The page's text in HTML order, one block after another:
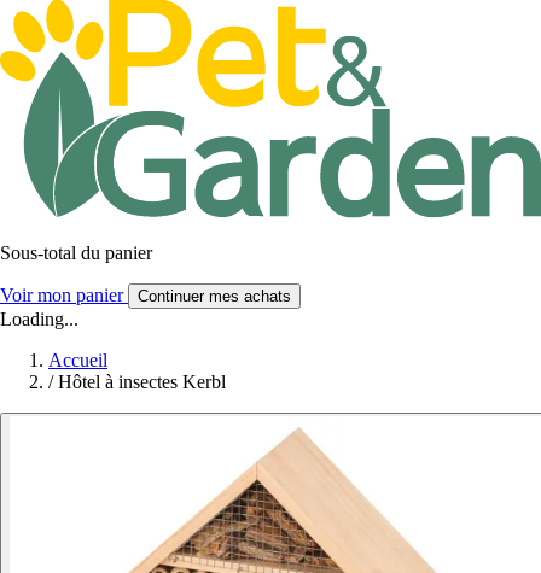
Sous-total du panier
Voir mon panier Continuer mes achats
Loading...
Accueil
/ Hôtel à insectes Kerbl